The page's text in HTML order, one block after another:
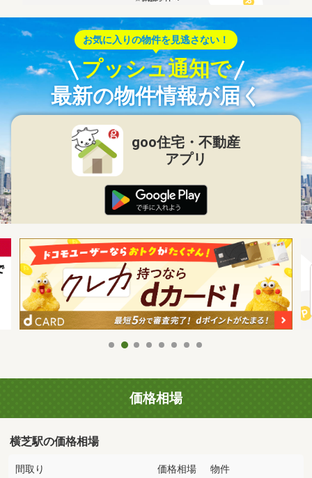
お気に入りの物件を見逃さない！
プッシュ通知で
最新の物件情報が届く
goo住宅・不動産
アプリ
価格相場
横芝駅の価格相場
間取り 価格相場 物件